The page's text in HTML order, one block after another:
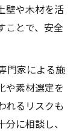
めの注意点
壁や木材を活
ことで、安全
門家による施
や素材選定を
れるリスクも
に相談し、